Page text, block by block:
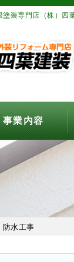
装専門店（株）
事業内容
防水工事